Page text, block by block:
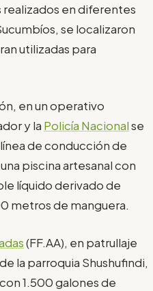
realizados en diferentes
se localizaron
utilizadas para
en un operativo
y la Policía Nacionalse
de conducción de
piscina artesanal con
líquido derivado de
metros de manguera.
(FF.AA), en patrullaje
la parroquia Shushufindi,
1.500 galones de